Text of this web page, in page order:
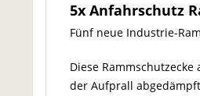
5x Anfahrschutz
Fünf neue Industrie-
Diese
der Aufprall